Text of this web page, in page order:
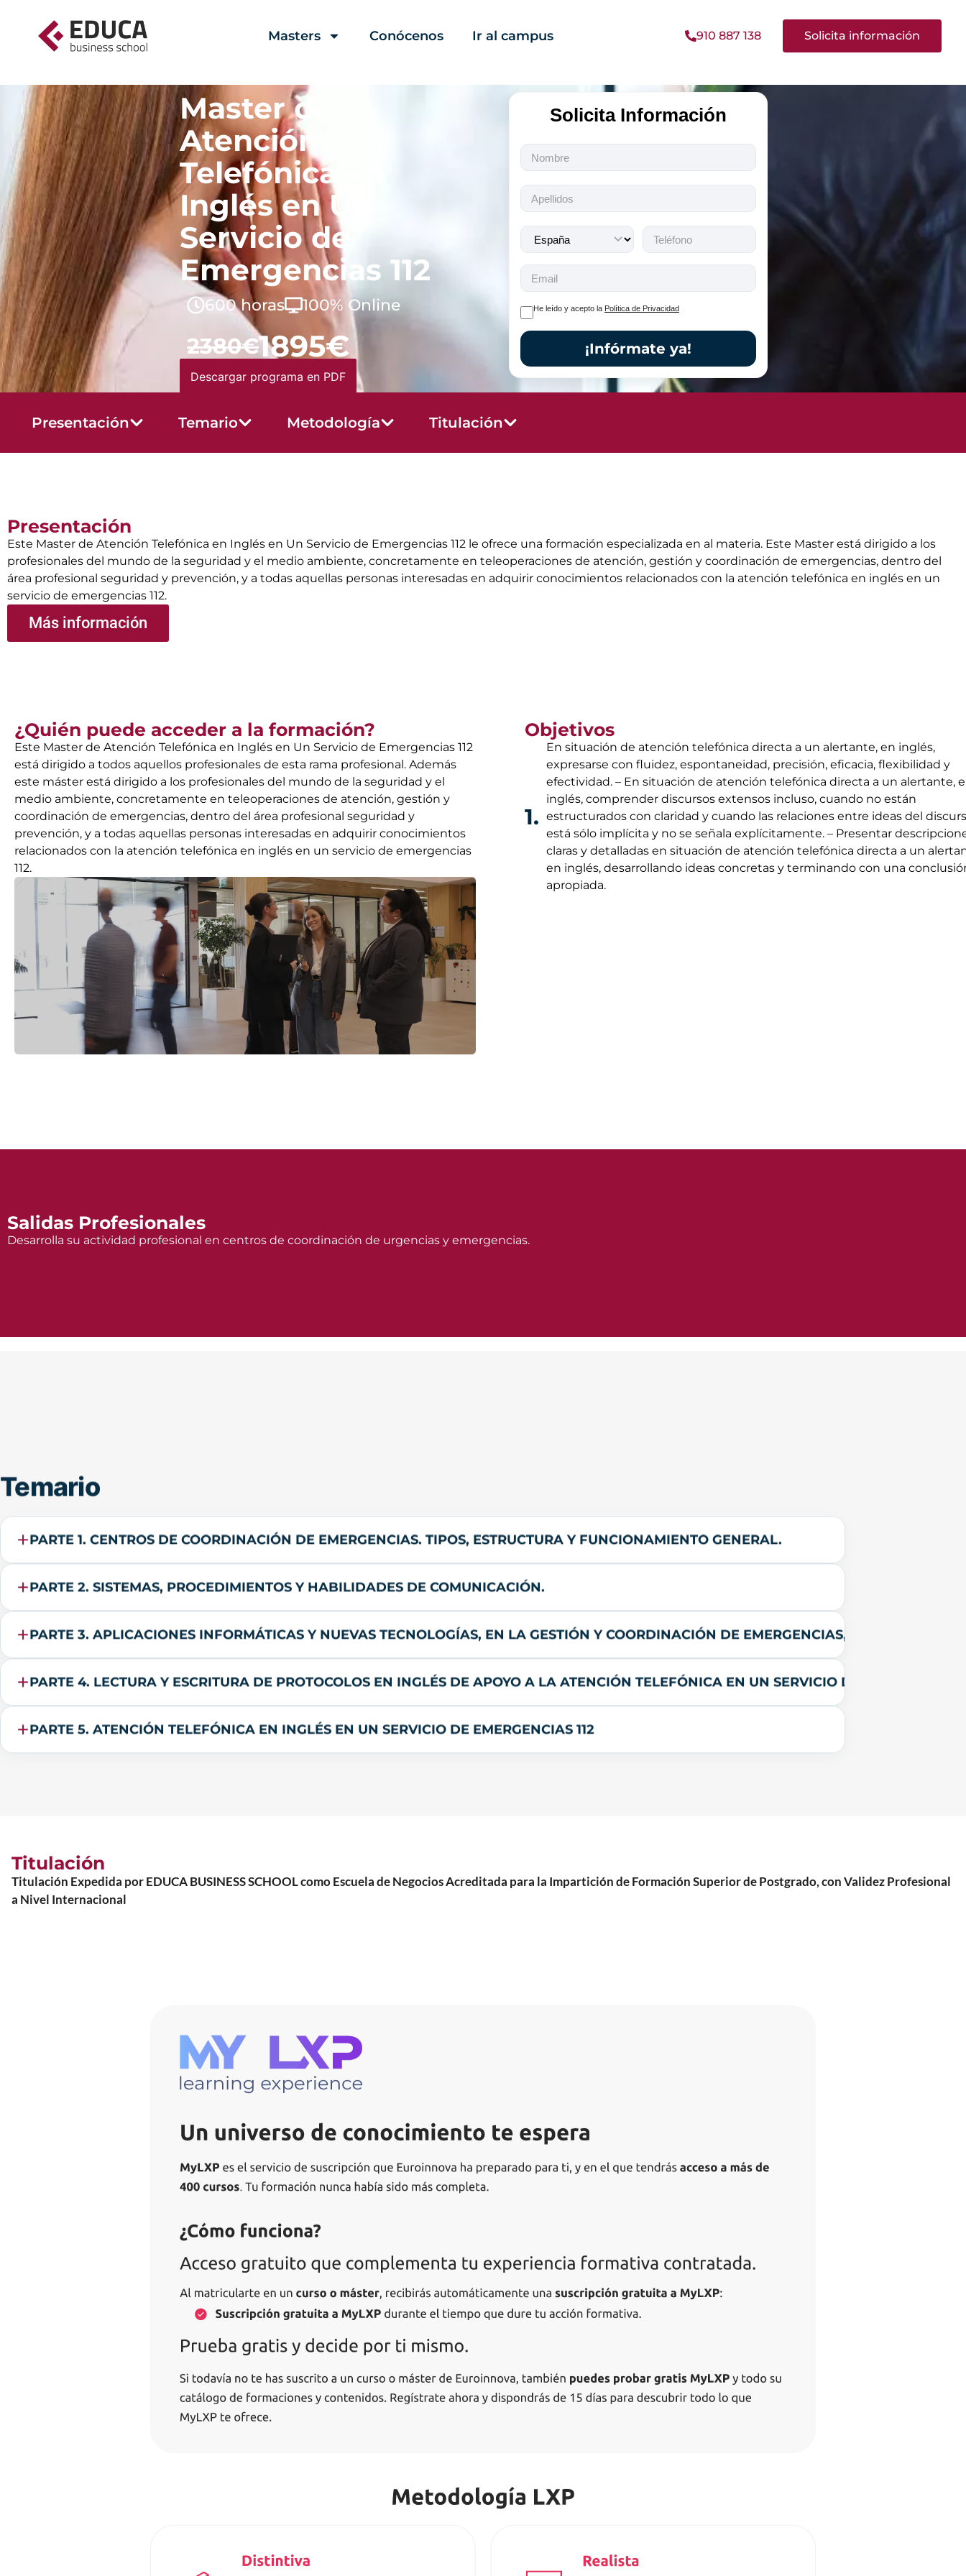
Masters Conócenos Ir al campus Solicita información
910 887 138
Master de
Atención
Telefónica en
Inglés en Un
Servicio de
Emergencias 112
600 horas 100% Online
2380€1895€
Descargar programa en PDF
Solicita Información
Todos
los
son
obligatorios.
He leído y acepto la Política de Privacidad
¡Infórmate ya!
Presentación Temario Metodología Titulación
Presentación
Este Master de Atención Telefónica en Inglés en Un Servicio de Emergencias 112 le ofrece una formación especializada en al materia. Este Master está dirigido a los
profesionales del mundo de la seguridad y el medio ambiente, concretamente en teleoperaciones de atención, gestión y coordinación de emergencias, dentro del
área profesional seguridad y prevención, y a todas aquellas personas interesadas en adquirir conocimientos relacionados con la atención telefónica en inglés en un
servicio de emergencias 112.
Más información
¿Quién puede acceder a la formación?
Este Master de Atención Telefónica en Inglés en Un Servicio de Emergencias 112
está dirigido a todos aquellos profesionales de esta rama profesional. Además
este máster está dirigido a los profesionales del mundo de la seguridad y el
medio ambiente, concretamente en teleoperaciones de atención, gestión y
coordinación de emergencias, dentro del área profesional seguridad y
prevención, y a todas aquellas personas interesadas en adquirir conocimientos
relacionados con la atención telefónica en inglés en un servicio de emergencias
112.
Objetivos
1.
En situación de atención telefónica directa a un alertante, en inglés,
expresarse con fluidez, espontaneidad, precisión, eficacia, flexibilidad y
efectividad. – En situación de atención telefónica directa a un alertante,
inglés, comprender discursos extensos incluso, cuando no están
estructurados con claridad y cuando las relaciones entre ideas del
está sólo implícita y no se señala explícitamente. – Presentar
claras y detalladas en situación de atención telefónica directa a un
en inglés, desarrollando ideas concretas y terminando con una
apropiada.
Salidas Profesionales
Desarrolla su actividad profesional en centros de coordinación de urgencias y emergencias.
Temario
PARTE 3. APLICACIONES INFORMÁTICAS Y NUEVAS TECNOLOGÍAS, EN LA GESTIÓN Y COORDINACIÓN DE EMERGENCIAS, SISTEMA
PARTE 4. LECTURA Y ESCRITURA DE PROTOCOLOS EN INGLÉS DE APOYO A LA ATENCIÓN TELEFÓNICA EN UN SERVICIO DE EMERGENCIAS
Titulación
Titulación Expedida por EDUCA BUSINESS SCHOOL como Escuela de Negocios Acreditada para la Impartición de Formación Superior de Postgrado, con Validez Profesional
a Nivel Internacional